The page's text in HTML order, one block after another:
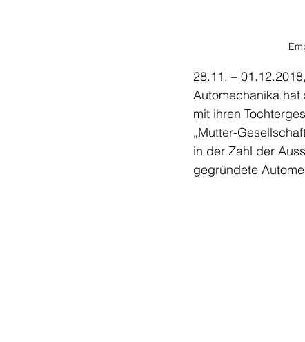
28.11. –
Automechanika hat
mit ihren
„Mutter-
in der Zahl der
gegründete